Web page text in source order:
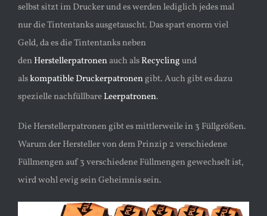
selbst sitzt im Drucker und es werden lediglich jedes mal
nur die Tintentanks ausgetauscht. Das spart enorm viel
Geld, da es die Tintentanks neben
denHerstellerpatronenauch alsRecyclingund
alskompatible Druckerpatronengibt. Auch gibt es dazu
spezielle nachfüllbareLeerpatronen.
Die Herstellerpatronen gibt es mittlerweile in 3 Füllgrößen.
Warum der Hersteller von dem Prinzip 2 verschiedene
Füllmengen auf 3 verschiedene Füllmengen gewechselt ist,
wird wohl ewig sein Geheimnis sein.